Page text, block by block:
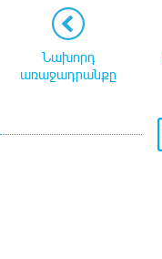
Նախորդ
առաջադրանքը